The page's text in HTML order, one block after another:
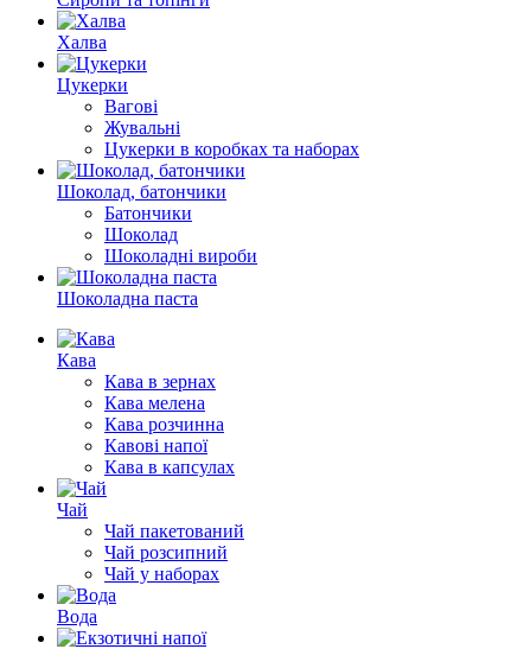
Халва
Цукерки
Вагові
Жувальні
Цукерки в коробках та наборах
Шоколад, батончики
Батончики
Шоколад
Шоколадні вироби
Шоколадна паста
Кава
Кава в зернах
Кава мелена
Кава розчинна
Кавові напої
Кава в капсулах
Чай
Чай пакетований
Чай розсипний
Чай у наборах
Вода